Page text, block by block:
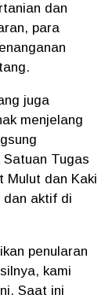
dan
para
juga
menjelang
Satuan Tugas
Mulut dan Kaki
dan aktif di
penularan
kami
Saat ini